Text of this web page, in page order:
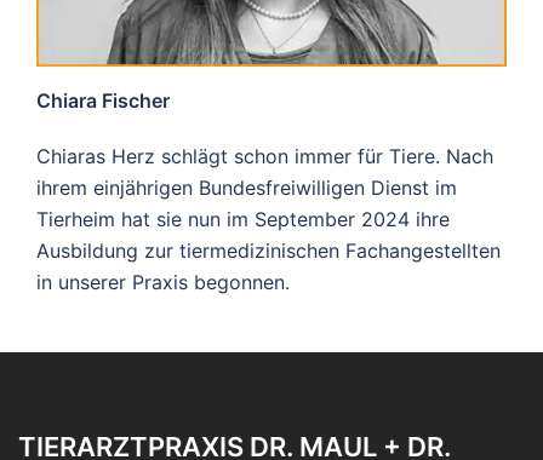
Chiara Fischer
Chiaras Herz schlägt schon immer für Tiere. Nach
ihrem einjährigen Bundesfreiwilligen Dienst im
Tierheim hat sie nun im September 2024 ihre
Ausbildung zur tiermedizinischen Fachangestellten
in unserer Praxis begonnen.
TIERARZTPRAXIS DR. MAUL + DR.